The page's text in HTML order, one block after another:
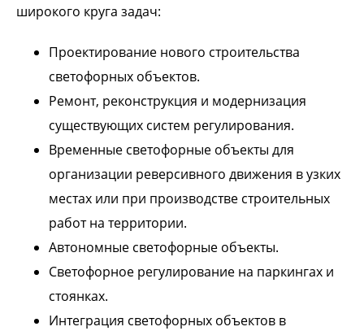
широкого круга задач:
Проектирование нового строительства
светофорных объектов.
Ремонт, реконструкция и модернизация
существующих систем регулирования.
Временные светофорные объекты для
организации реверсивного движения в узких
местах или при производстве строительных
работ на территории.
Автономные светофорные объекты.
Светофорное регулирование на паркингах и
стоянках.
Интеграция светофорных объектов в